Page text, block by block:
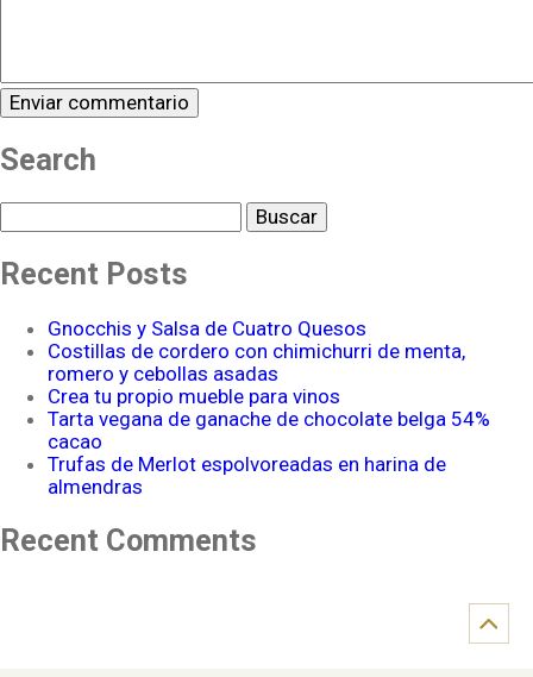
Search
Recent Posts
Gnocchis y Salsa de Cuatro Quesos
Costillas de cordero con chimichurri de menta,
romero y cebollas asadas
Crea tu propio mueble para vinos
Tarta vegana de ganache de chocolate belga 54%
cacao
Trufas de Merlot espolvoreadas en harina de
almendras
Recent Comments